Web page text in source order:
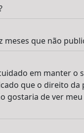
meses que não
em manter o
que o direito da
gostaria de ver